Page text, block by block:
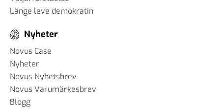
Länge leve demokratin
Nyheter
Novus Case
Nyheter
Novus Nyhetsbrev
Novus Varumärkesbrev
Blogg